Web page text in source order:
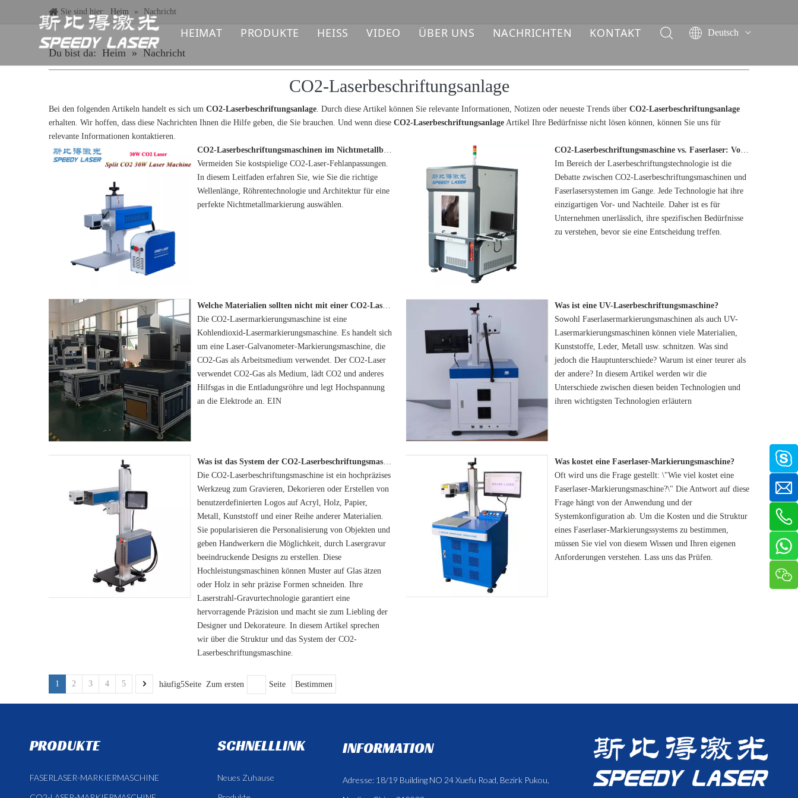
HEIMAT PRODUKTE
FASERLASER-MARKIERMASCHINE
UV-LASER-MARKIERMASCHINE
CO2-LASER-MARKIERMASCHINE
LASERSCHWEISSMASCHINE
LASER-REINIGUNGSMASCHINE
FASER-LASER-SCHNEIDMASCHINE
HEISS
Laserbeschriftungsmaschine
Faserlaser-Schneidemaschine
VIDEO ÜBER UNS NACHRICHTEN KONTAKT
Deutsch
简体中文
Pусский
Italiano
ไทย
Sie sind hier: Heim » Nachricht
Du bist da: Heim » Nachricht
CO2-Laserbeschriftungsanlage
Bei den folgenden Artikeln handelt es sich um CO2-Laserbeschriftungsanlage. Durch diese Artikel können Sie relevante Informationen, Notizen oder neueste Trends über CO2-Laserbeschriftungsanlage
erhalten. Wir hoffen, dass diese Nachrichten Ihnen die Hilfe geben, die Sie brauchen. Und wenn diese CO2-Laserbeschriftungsanlage Artikel Ihre Bedürfnisse nicht lösen können, können Sie uns für
relevante Informationen kontaktieren.
CO2-Laserbeschriftungsmaschinen im Nichtmetallbereich
Vermeiden Sie kostspielige CO2-Laser-Fehlanpassungen.
In diesem Leitfaden erfahren Sie, wie Sie die richtige
Wellenlänge, Röhrentechnologie und Architektur für eine
perfekte Nichtmetallmarkierung auswählen.
CO2-Laserbeschriftungsmaschine vs. Faserlaser: Vor- und Nachteile
Im Bereich der Laserbeschriftungstechnologie ist die
Debatte zwischen CO2-Laserbeschriftungsmaschinen und
Faserlasersystemen im Gange. Jede Technologie hat ihre
einzigartigen Vor- und Nachteile. Daher ist es für
Unternehmen unerlässlich, ihre spezifischen Bedürfnisse
zu verstehen, bevor sie eine Entscheidung treffen.
Welche Materialien sollten nicht mit einer CO2-Laserbeschriftungsmaschine verwendet werden?
Die CO2-Lasermarkierungsmaschine ist eine
Kohlendioxid-Lasermarkierungsmaschine. Es handelt sich
um eine Laser-Galvanometer-Markierungsmaschine, die
CO2-Gas als Arbeitsmedium verwendet. Der CO2-Laser
verwendet CO2-Gas als Medium, lädt CO2 und anderes
Hilfsgas in die Entladungsröhre und legt Hochspannung
an die Elektrode an. EIN
Was ist eine UV-Laserbeschriftungsmaschine?
Sowohl Faserlasermarkierungsmaschinen als auch UV-
Lasermarkierungsmaschinen können viele Materialien,
Kunststoffe, Leder, Metall usw. schnitzen. Was sind
jedoch die Hauptunterschiede? Warum ist einer teurer als
der andere? In diesem Artikel werden wir die
Unterschiede zwischen diesen beiden Technologien und
ihren wichtigsten Technologien erläutern
Die CO2-Laserbeschriftungsmaschine ist ein hochpräzises
Werkzeug zum Gravieren, Dekorieren oder Erstellen von
benutzerdefinierten Logos auf Acryl, Holz, Papier,
Metall, Kunststoff und einer Reihe anderer Materialien.
Sie popularisieren die Personalisierung von Objekten und
geben Handwerkern die Möglichkeit, durch Lasergravur
beeindruckende Designs zu erstellen. Diese
Hochleistungsmaschinen können Muster auf Glas ätzen
oder Holz in sehr präzise Formen schneiden. Ihre
Laserstrahl-Gravurtechnologie garantiert eine
hervorragende Präzision und macht sie zum Liebling der
Designer und Dekorateure. In diesem Artikel sprechen
wir über die Struktur und das System der CO2-
Laserbeschriftungsmaschine.
Was kostet eine Faserlaser-Markierungsmaschine?
Oft wird uns die Frage gestellt: \"Wie viel kostet eine
Faserlaser-Markierungsmaschine?\" Die Antwort auf diese
Frage hängt von der Anwendung und der
Systemkonfiguration ab. Um die Kosten und die Struktur
eines Faserlaser-Markierungssystems zu bestimmen,
müssen Sie viel von diesem Wissen und Ihren eigenen
Anforderungen verstehen. Lass uns das Prüfen.
1 2 3 4 5 häufig5Seite Zum ersten Seite Bestimmen
PRODUKTE
FASERLASER-MARKIERMASCHINE
SCHNELLLINK
Neues Zuhause
INFORMATION
Adresse: 18/19 Building NO 24 Xuefu Road, Bezirk Pukou,